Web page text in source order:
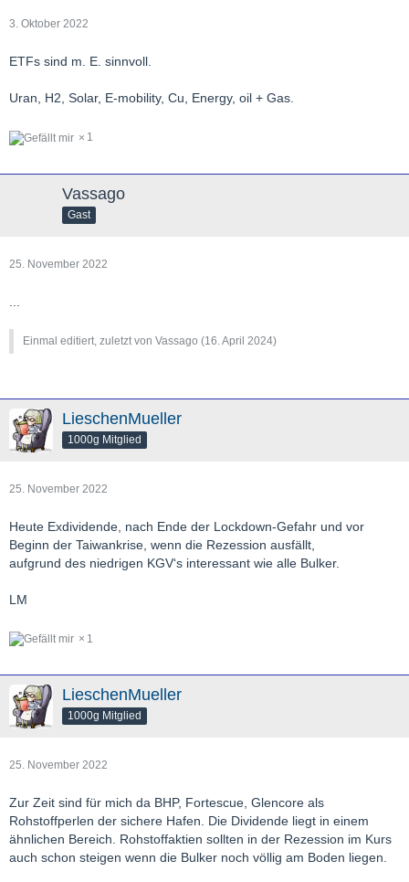
3. Oktober 2022
ETFs sind m. E. sinnvoll.
Uran, H2, Solar, E-mobility, Cu, Energy, oil + Gas.
1
Vassago
Gast
25. November 2022
Einmal editiert, zuletzt von Vassago (16. April 2024)
LieschenMueller
1000g Mitglied
25. November 2022
Heute Exdividende, nach Ende der Lockdown-Gefahr und vor
Beginn der Taiwankrise, wenn die Rezession ausfällt,
aufgrund des niedrigen KGV‘s interessant wie alle Bulker.
LM
1
LieschenMueller
1000g Mitglied
25. November 2022
Zur Zeit sind für mich da BHP, Fortescue, Glencore als
Rohstoffperlen der sichere Hafen. Die Dividende liegt in einem
ähnlichen Bereich. Rohstoffaktien sollten in der Rezession im Kurs
auch schon steigen wenn die Bulker noch völlig am Boden liegen.